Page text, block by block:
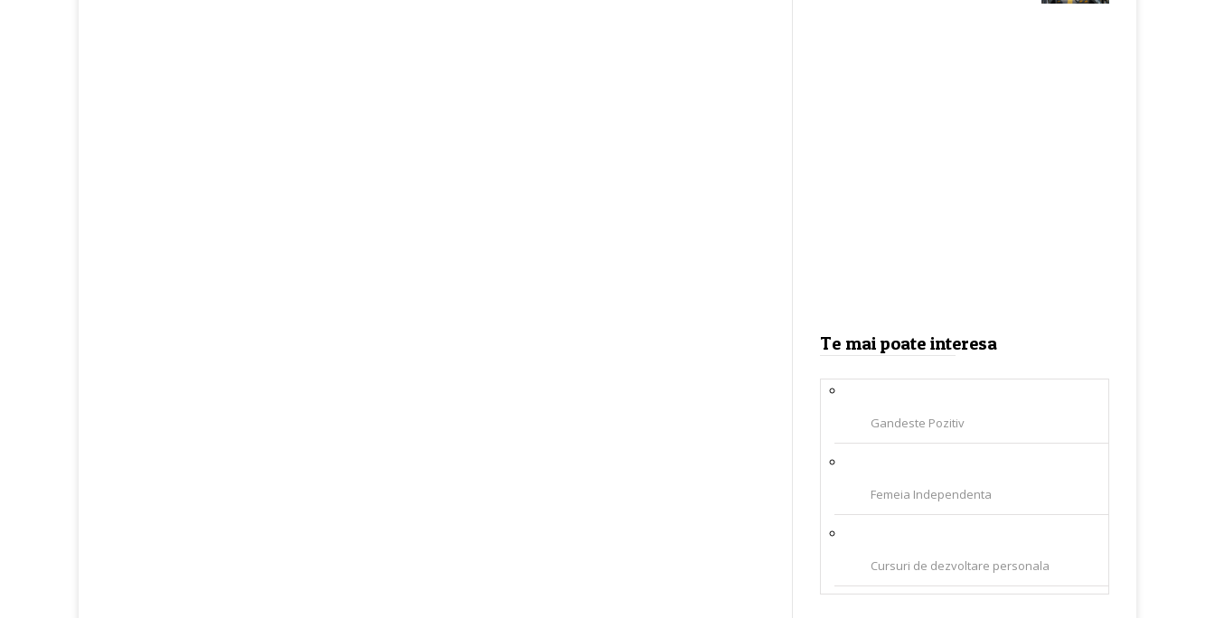
Te mai poate interesa
Gandeste Pozitiv
Femeia Independenta
Cursuri de dezvoltare personala